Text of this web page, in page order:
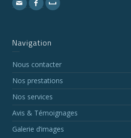
Navigation
Nous contacter
Nos prestations
Nos services
Avis & Témoignages
Galerie d’images